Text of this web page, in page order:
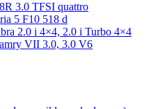
3.0 TFSI quattro
5 F10 518 d
2.0 i 4×4, 2.0 i Turbo 4×4
VII 3.0, 3.0 V6